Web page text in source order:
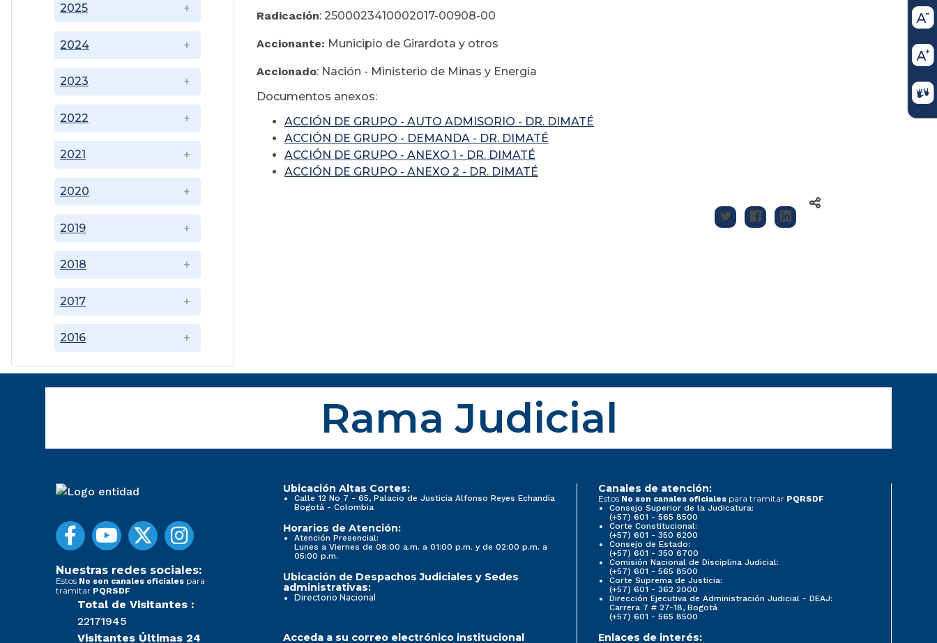
2016
2017
2018
2019
2020
2021
2022
2023
2024
2025
Radicación: 2500023410002017-00908-00
Accionante: Municipio de Girardota y otros
Accionado: Nación - Ministerio de Minas y Energía
Documentos anexos:
ACCIÓN DE GRUPO - AUTO ADMISORIO - DR. DIMATÉ
ACCIÓN DE GRUPO - DEMANDA - DR. DIMATÉ
ACCIÓN DE GRUPO - ANEXO 1 - DR. DIMATÉ
ACCIÓN DE GRUPO - ANEXO 2 - DR. DIMATÉ
Rama Judicial
Nuestras redes sociales:
Estos No son canales oficiales para
tramitar PQRSDF
Total de Visitantes :
22171945
Visitantes Últimas 24
Ubicación Altas Cortes:
Calle 12 No 7 - 65, Palacio de Justicia Alfonso Reyes Echandía
Bogotá - Colombia
Horarios de Atención:
Atención Presencial:
Lunes a Viernes de 08:00 a.m. a 01:00 p.m. y de 02:00 p.m. a
05:00 p.m.
Ubicación de Despachos Judiciales y Sedes
administrativas:
Directorio Nacional
Canales de atención:
Estos No son canales oficiales para tramitar PQRSDF
Consejo Superior de la Judicatura:
(+57) 601 - 565 8500
Corte Constitucional:
(+57) 601 - 350 6200
Consejo de Estado:
(+57) 601 - 350 6700
Comisión Nacional de Disciplina Judicial:
(+57) 601 - 565 8500
Corte Suprema de Justicia:
(+57) 601 - 362 2000
Dirección Ejecutiva de Administración Judicial - DEAJ:
Carrera 7 # 27-18, Bogotá
(+57) 601 - 565 8500
Acceda a su correo electrónico institucional Enlaces de interés: